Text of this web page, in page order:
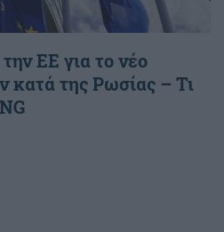
ΕΕ για το νέο
της Ρωσίας – Τι